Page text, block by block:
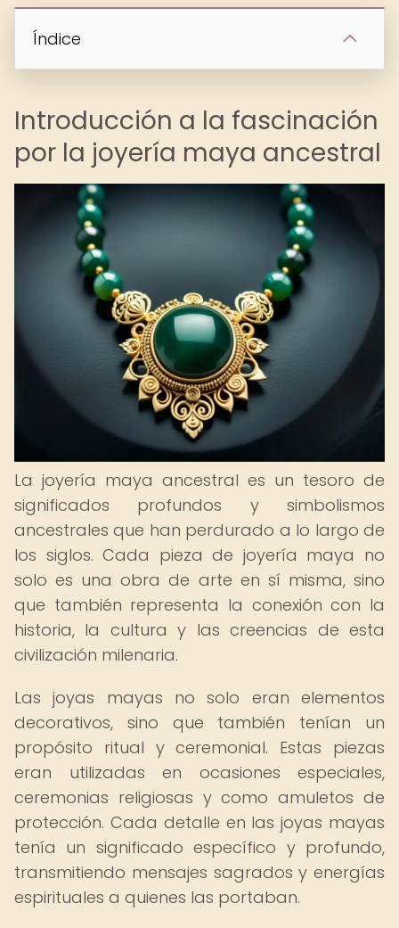
Índice
Introducción a la fascinación
por la joyería maya ancestral
La joyería maya ancestral es un tesoro de
significados profundos y simbolismos
ancestrales que han perdurado a lo largo de
los siglos. Cada pieza de joyería maya no
solo es una obra de arte en sí misma, sino
que también representa la conexión con la
historia, la cultura y las creencias de esta
civilización milenaria.
Las joyas mayas no solo eran elementos
decorativos, sino que también tenían un
propósito ritual y ceremonial. Estas piezas
eran utilizadas en ocasiones especiales,
ceremonias religiosas y como amuletos de
protección. Cada detalle en las joyas mayas
tenía un significado específico y profundo,
transmitiendo mensajes sagrados y energías
espirituales a quienes las portaban.